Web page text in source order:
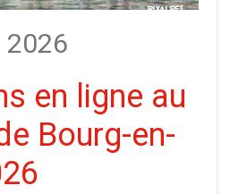
2026
en ligne au
Bourg-en-